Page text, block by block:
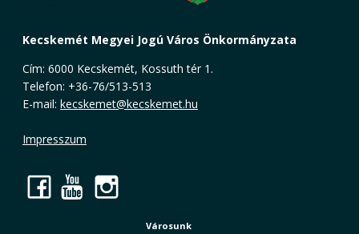
Kecskemét Megyei Jogú Város Önkormányzata
Cím: 6000 Kecskemét, Kossuth tér 1.
Telefon: +36-76/513-513
E-mail: kecskemet@kecskemet.hu
Impresszum
Facebook
YouTube
Városunk